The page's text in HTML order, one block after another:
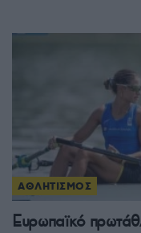
ΑΘΛΗΤΙΣΜΟΣ
Ευρωπαϊκό